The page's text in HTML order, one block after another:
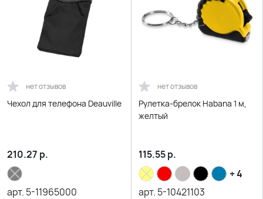
нет отзывов
Чехол для телефона Deauville
210.27 р.
арт. 5-11965000
нет отзывов
Рулетка-брелок Habana 1 м,
желтый
115.55р.
+ 4
арт. 5-10421103